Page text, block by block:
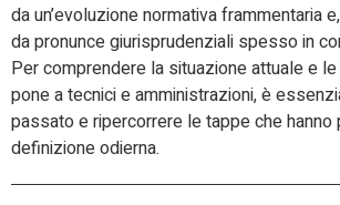
da un’evoluzione normativa frammentaria
da pronunce giurisprudenziali spesso in
Per comprendere la situazione attuale e
pone a tecnici e amministrazioni, è
passato e ripercorrere le tappe che hanno
definizione odierna.